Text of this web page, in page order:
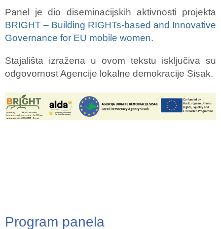
Panel je dio diseminacijskih aktivnosti projekta
BRIGHT – Building RIGHTs-based and Innovative
Governance for EU mobile women.
Stajališta izražena u ovom tekstu isključiva su
odgovornost Agencije lokalne demokracije Sisak.
Program panela